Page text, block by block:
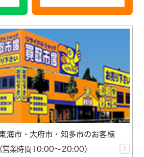
海市・大府市・知多市のお客様
営業時間10:00～20:00）